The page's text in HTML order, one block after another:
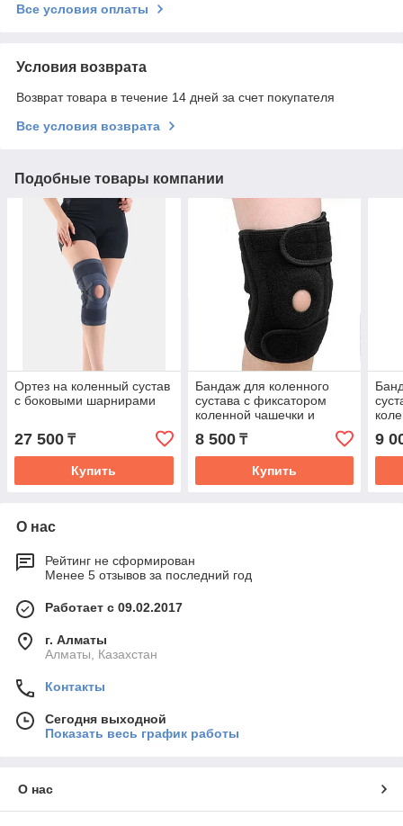
Все условия оплаты
Условия возврата
Возврат товара в течение 14 дней за счет покупателя
Все условия возврата
Подобные товары компании
Ортез на коленный сустав
с боковыми шарнирами
27 500 ₸
Купить
Бандаж для коленного
сустава с фиксатором
коленной чашечки и
регулируемым размером
8 500₸
Купить
9
О нас
Рейтинг не сформирован
Менее 5 отзывов за последний год
Работает с 09.02.2017
г. Алматы
Алматы, Казахстан
Контакты
Сегодня выходной
Показать весь график работы
О нас